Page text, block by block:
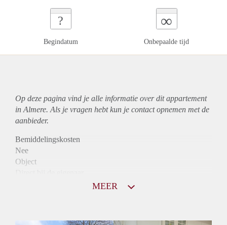
?
Begindatum
∞
Onbepaalde tijd
Op deze pagina vind je alle informatie over ditappartement
in Almere. Als je vragen hebt kun je contact opnemen met de
aanbieder.
Bemiddelingskosten
Nee
Object
MEER